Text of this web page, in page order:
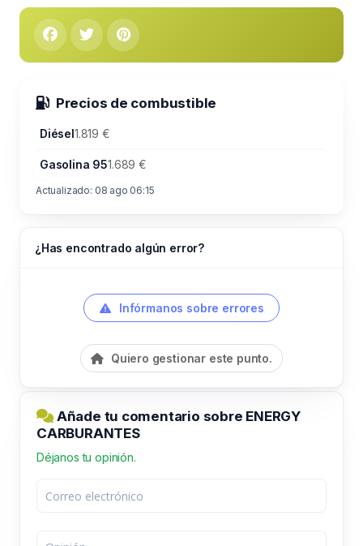
Precios de combustible
Diésel1.819 €
Gasolina 951.689 €
Actualizado: 08 ago 06:15
¿Has encontrado algún error?
Infórmanos sobre errores
Quiero gestionar este punto.
Añade tu comentario sobre ENERGY
CARBURANTES
Déjanos tu opinión.